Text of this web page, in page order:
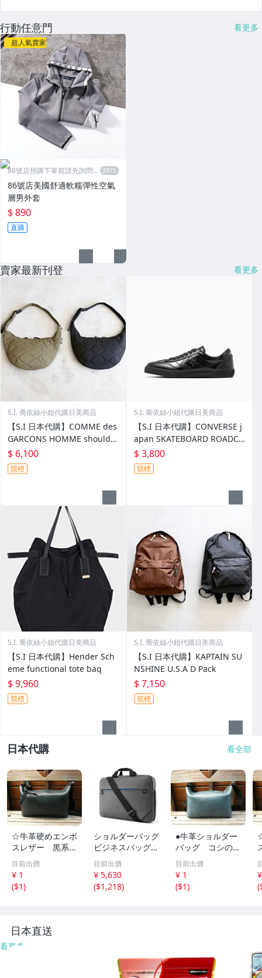
行動任意門 看更多
超人氣賣家
86號店預購下單前請先詢問數
86號店美國舒適軟糯彈性空氣
層男外套
$ 890
直購
賣家最新刊登 看更多
S.I. 喬依絲小姐代購日美商品
【S.I 日本代購】COMME des
GARCONS HOMME shoulder
bag
$ 6,100
競標
S.I. 喬依絲小姐代購日美商品
【S.I 日本代購】CONVERSE j
apan SKATEBOARD ROADCL
ASSIC SK PA OX
$ 3,800
競標
S.I. 喬依絲小姐代購日美商品
【S.I 日本代購】Hender Sch
eme functional tote bag
$ 9,960
競標
S.I. 喬依絲小姐代購日美商品
【S.I 日本代購】KAPTAIN SU
NSHINE U.S.A D Pack
$ 7,150
競標
日本代購 看全部
☆牛革硬めエンボ
スレザー 黒系
ハンドメイドBAG
ショルダーバッグ
☆斜め掛けBAGお
出かけに便利な小
目前出價
¥ 1
($1)
ショルダーバッグ
ビジネスバッグ P
relude G2 | 約30
0g軽量 スリム 収
納ポケット搭載
耐水性コーティン
目前出價
¥ 5,630
($1,218)
●牛革ショルダー
バッグ コシのあ
る革●厚めレザー
バッグ シュリン
ク●ハンドメイド
BAG ちょっとし
目前出價
¥ 1
($1)
(
日本直送
看更多